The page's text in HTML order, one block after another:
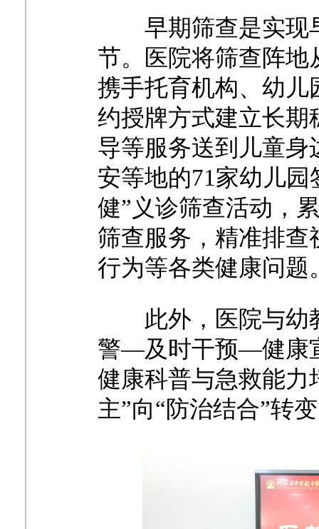
早期筛查是实现
节。医院将筛查阵
携手托育机构、幼儿
约授牌方式建立长
导等服务送到儿童
安等地的71家幼儿
健”义诊筛查活动，
筛查服务，精准排
行为等各类健康问题
此外，医院与幼
警—及时干预—健康
健康科普与急救能力
主”向“防治结合”转